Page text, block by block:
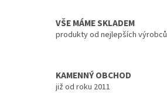
VŠE MÁME SKLADEM
produkty od nejlepších výrobců
KAMENNÝ OBCHOD
již od roku 2011